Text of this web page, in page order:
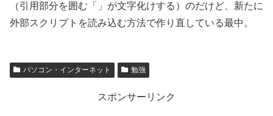
（引用部分を囲む「」が文字化けする）のだけど、新たに
外部スクリプトを読み込む方法で作り直している最中。
パソコン・インターネット 勉強
スポンサーリンク